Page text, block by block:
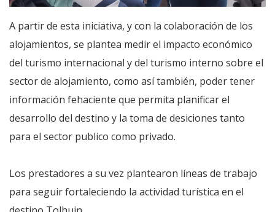
A partir de esta iniciativa, y con la colaboración de los
alojamientos, se plantea medir el impacto económico
del turismo internacional y del turismo interno sobre el
sector de alojamiento, como así también, poder tener
información fehaciente que permita planificar el
desarrollo del destino y la toma de desiciones tanto
para el sector publico como privado.
Los prestadores a su vez plantearon líneas de trabajo
para seguir fortaleciendo la actividad turística en el